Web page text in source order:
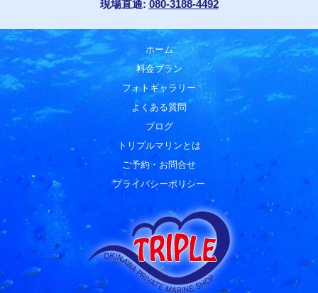
現場直通: 080-3188-4492
ホーム
料金プラン
フォトギャラリー
よくある質問
ブログ
トリプルマリンとは
ご予約・お問合せ
プライバシーポリシー